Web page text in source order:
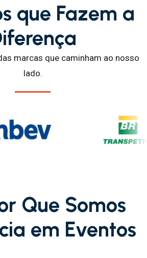
que Fazem a
marcas que caminham ao nosso
lado.
Que Somos
em Eventos